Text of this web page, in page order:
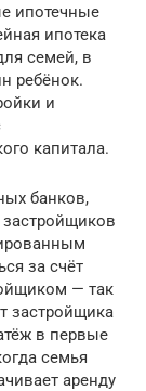
ипотечные
ипотека
семей, в
ребёнок.
и
капитала.
банков,
за счёт
— так
застройщика
в первые
семья
аренду